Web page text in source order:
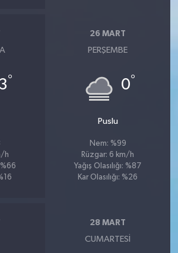
°
h
%66
26 MART
PERŞEMBE
0°
Puslu
Nem: %99
Rüzgar: 6 km/h
Yağış Olasılığı: %87
Kar Olasılığı: %26
28 MART
CUMARTESI